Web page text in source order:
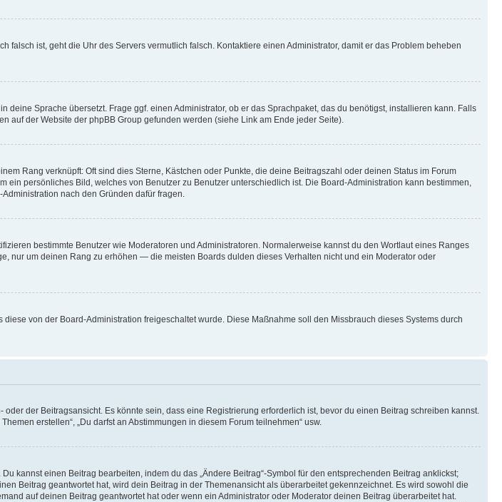
ist, geht die Uhr des Servers vermutlich falsch. Kontaktiere einen Administrator, damit er das Problem beheben
Sprache übersetzt. Frage ggf. einen Administrator, ob er das Sprachpaket, das du benötigst, installieren kann. Falls
auf der Website der phpBB Group gefunden werden (siehe Link am Ende jeder Seite).
Rang verknüpft: Oft sind dies Sterne, Kästchen oder Punkte, die deine Beitragszahl oder deinen Status im Forum
persönliches Bild, welches von Benutzer zu Benutzer unterschiedlich ist. Die Board-Administration kann bestimmen,
nach den Gründen dafür fragen.
bestimmte Benutzer wie Moderatoren und Administratoren. Normalerweise kannst du den Wortlaut eines Ranges
nur um deinen Rang zu erhöhen — die meisten Boards dulden dieses Verhalten nicht und ein Moderator oder
von der Board-Administration freigeschaltet wurde. Diese Maßnahme soll den Missbrauch dieses Systems durch
der Beitragsansicht. Es könnte sein, dass eine Registrierung erforderlich ist, bevor du einen Beitrag schreiben kannst.
erstellen“, „Du darfst an Abstimmungen in diesem Forum teilnehmen“ usw.
kannst einen Beitrag bearbeiten, indem du das „Ändere Beitrag“-Symbol für den entsprechenden Beitrag anklickst;
Beitrag geantwortet hat, wird dein Beitrag in der Themenansicht als überarbeitet gekennzeichnet. Es wird sowohl die
auf deinen Beitrag geantwortet hat oder wenn ein Administrator oder Moderator deinen Beitrag überarbeitet hat.